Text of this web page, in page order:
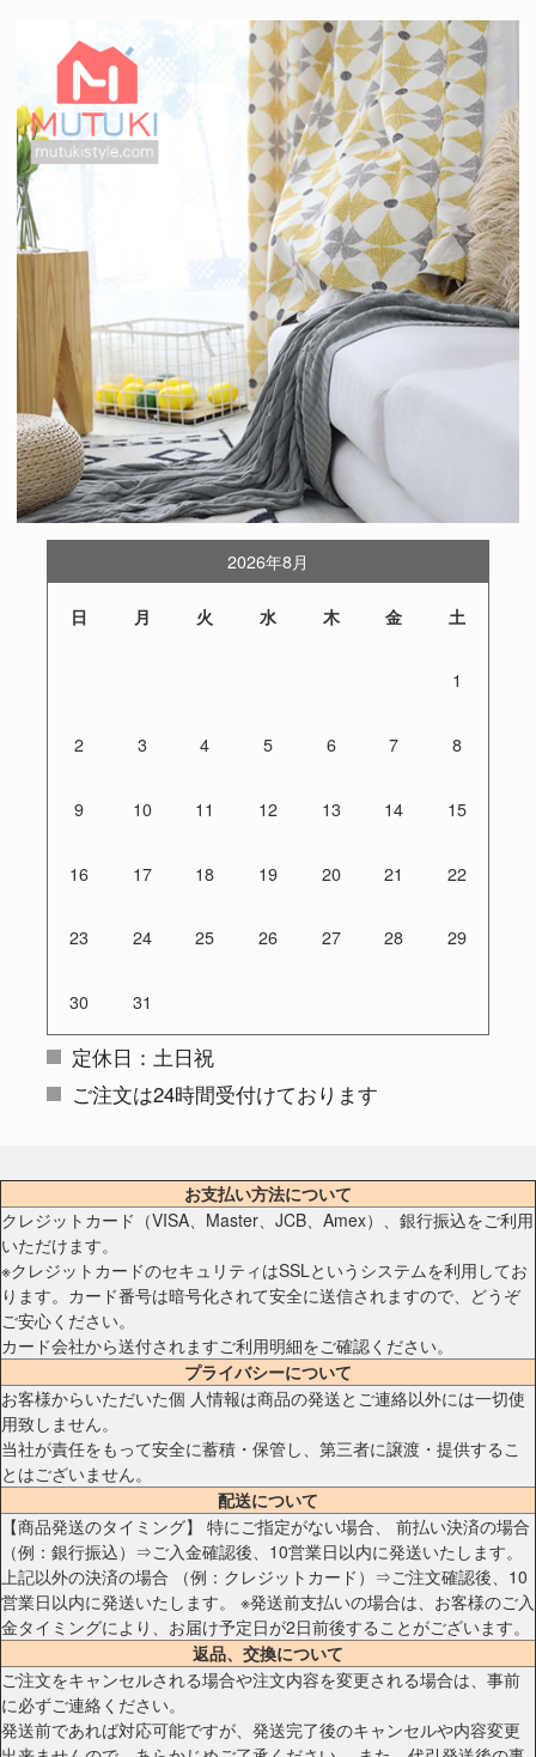
2026年8月
日 月 火 水 木 金 土
1
2 3 4 5 6 7 8
9 10 11 12 13 14 15
16 17 18 19 20 21 22
23 24 25 26 27 28 29
30 31
定休日：土日祝
ご注文は24時間受付けております
お支払い方法について
クレジットカード（VISA、Master、JCB、Amex）、銀行振込をご利用
いただけます。
※クレジットカードのセキュリティはSSLというシステムを利用してお
ります。カード番号は暗号化されて安全に送信されますので、どうぞ
ご安心ください。
カード会社から送付されますご利用明細をご確認ください。
プライバシーについて
お客様からいただいた個 人情報は商品の発送とご連絡以外には一切使
用致しません。
当社が責任をもって安全に蓄積・保管し、第三者に譲渡・提供するこ
とはございません。
配送について
【商品発送のタイミング】 特にご指定がない場合、 前払い決済の場合
（例：銀行振込）⇒ご入金確認後、10営業日以内に発送いたします。
上記以外の決済の場合 （例：クレジットカード）⇒ご注文確認後、10
営業日以内に発送いたします。 ※発送前支払いの場合は、お客様のご入
金タイミングにより、お届け予定日が2日前後することがございます。
返品、交換について
ご注文をキャンセルされる場合や注文内容を変更される場合は、事前
に必ずご連絡ください。
発送前であれば対応可能ですが、発送完了後のキャンセルや内容変更